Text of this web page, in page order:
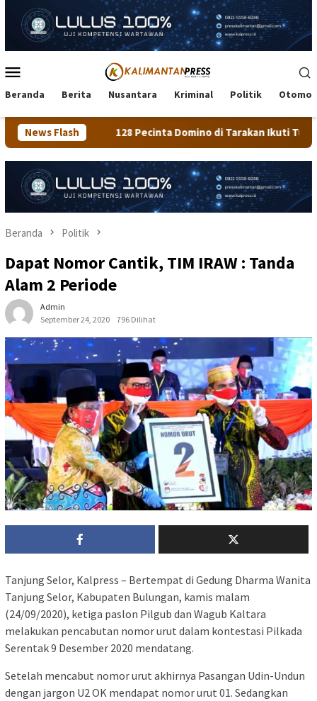
konten
Mobile
Beranda Berita Nusantara Kriminal Politik
News Flash
Domino di Tarakan Ikuti Turnamen MDC, Wali Kota Beri
Beranda Politik
Dapat Nomor Cantik, TIM IRAW : Tanda
Alam 2 Periode
Admin
September 24, 2020
796 Dilihat
Tanjung Selor, Kalpress – Bertempat di Gedung Dharma Wanita
Tanjung Selor, Kabupaten Bulungan, kamis malam
(24/09/2020), ketiga paslon Pilgub dan Wagub Kaltara
melakukan pencabutan nomor urut dalam kontestasi Pilkada
Serentak 9 Desember 2020 mendatang.
Setelah mencabut nomor urut akhirnya Pasangan Udin-Undun
dengan jargon U2 OK mendapat nomor urut 01. Sedangkan